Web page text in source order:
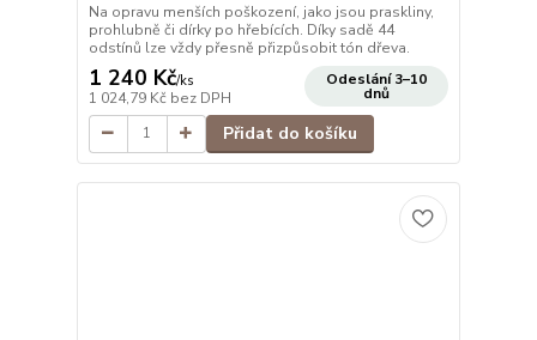
Na opravu menších poškození, jako jsou praskliny,
prohlubně či dírky po hřebících. Díky sadě 44
odstínů lze vždy přesně přizpůsobit tón dřeva.
1 240 Kč/ks
1 024,79 Kč bez DPH
Odeslání 3–10
dnů
Přidat do košíku